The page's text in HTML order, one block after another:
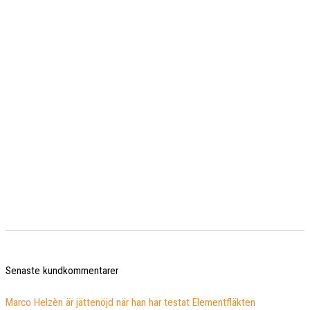
Senaste kundkommentarer
Marco Helzèn är jättenöjd när han har testat Elementfläkten